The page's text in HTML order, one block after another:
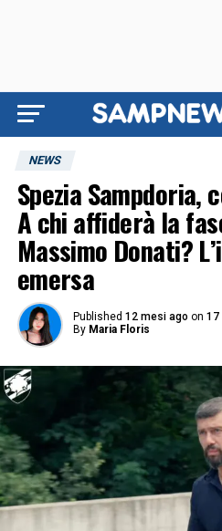
NEWS
Spezia Sampdoria,
A chi affiderà la
Massimo Donati?
emersa
Published 12 mesi ago on 17
By Maria Floris